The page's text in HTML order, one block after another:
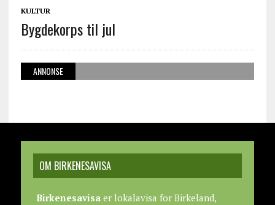
KULTUR
Bygdekorps til jul
ANNONSE
OM BIRKENESAVISA
Birkenesavisaer lokalavisa for Birkeland,